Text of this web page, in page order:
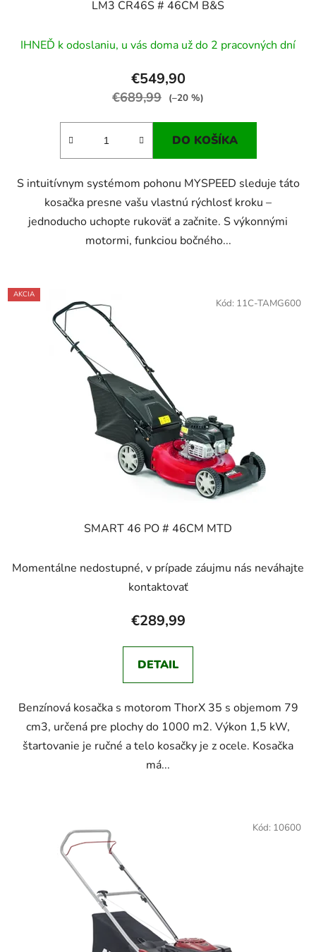
LM3 CR46S # 46CM B&S
IHNEĎ k odoslaniu, u vás doma už do 2 pracovných dní
€549,90
€689,99 (–20 %)
DO KOŠÍKA
S intuitívnym systémom pohonu MYSPEED sleduje táto
kosačka presne vašu vlastnú rýchlosť kroku –
jednoducho uchopte rukoväť a začnite. S výkonnými
motormi, funkciou bočného...
AKCIA
SMART 46 PO # 46CM MTD
Momentálne nedostupné, v prípade záujmu nás neváhajte
kontaktovať
€289,99
DETAIL
Benzínová kosačka s motorom ThorX 35 s objemom 79
cm3, určená pre plochy do 1000 m2. Výkon 1,5 kW,
štartovanie je ručné a telo kosačky je z ocele. Kosačka
má...
Kód: 11C-TAMG600
Kód: 10600